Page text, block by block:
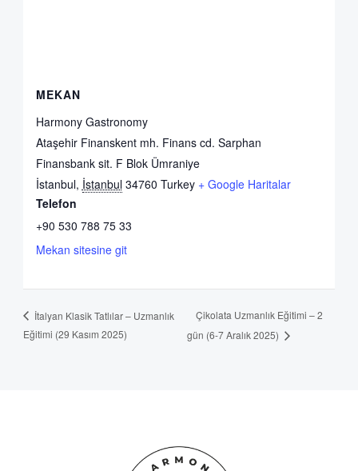
MEKAN
Harmony Gastronomy
Ataşehir Finanskent mh. Finans cd. Sarphan
Finansbank sit. F Blok Ümraniye
İstanbul, İstanbul 34760 Turkey + Google Haritalar
Telefon
+90 530 788 75 33
Mekan sitesine git
İtalyan Klasik Tatlılar – Uzmanlık
Eğitimi (29 Kasım 2025)
Çikolata Uzmanlık Eğitimi – 2
gün (6-7 Aralık 2025)